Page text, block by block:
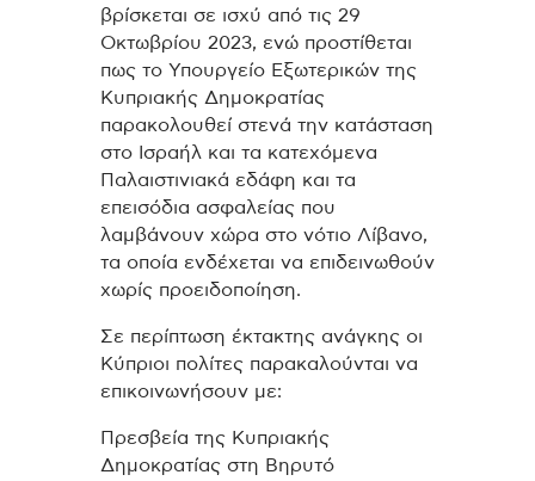
βρίσκεται σε ισχύ από τις 29
Οκτωβρίου 2023, ενώ προστίθεται
πως το Υπουργείο Εξωτερικών της
Κυπριακής Δημοκρατίας
παρακολουθεί στενά την κατάσταση
στο Ισραήλ και τα κατεχόμενα
Παλαιστινιακά εδάφη και τα
επεισόδια ασφαλείας που
λαμβάνουν χώρα στο νότιο Λίβανο,
τα οποία ενδέχεται να επιδεινωθούν
χωρίς προειδοποίηση.
Σε περίπτωση έκτακτης ανάγκης οι
Κύπριοι πολίτες παρακαλούνται να
επικοινωνήσουν με:
Πρεσβεία της Κυπριακής
Δημοκρατίας στη Βηρυτό